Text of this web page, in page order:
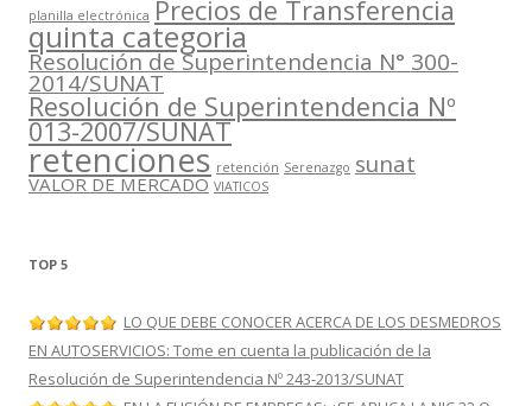
planilla electrónica Precios de Transferencia
quinta categoria
Resolución de Superintendencia N° 300-
2014/SUNAT
Resolución de Superintendencia Nº
013-2007/SUNAT
retenciones retención Serenazgo sunat
VALOR DE MERCADO VIATICOS
TOP 5
LO QUE DEBE CONOCER ACERCA DE LOS DESMEDROS
EN AUTOSERVICIOS: Tome en cuenta la publicación de la
Resolución de Superintendencia Nº 243-2013/SUNAT